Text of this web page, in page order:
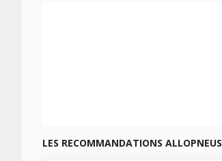
LES RECOMMANDATIONS ALLOPNEUS